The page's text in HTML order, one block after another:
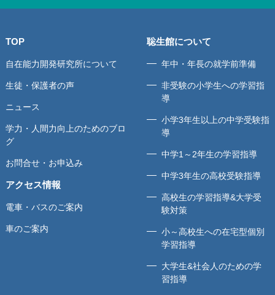
TOP
自在能力開発研究所について
生徒・保護者の声
ニュース
学力・人間力向上のためのブロ
グ
お問合せ・お申込み
アクセス情報
電車・バスのご案内
車のご案内
聡生館について
年中・年長の就学前準備
非受験の小学生への学習指
導
小学3年生以上の中学受験指
導
中学1～2年生の学習指導
中学3年生の高校受験指導
高校生の学習指導&大学受
験対策
小～高校生への在宅型個別
学習指導
大学生&社会人のための学
習指導